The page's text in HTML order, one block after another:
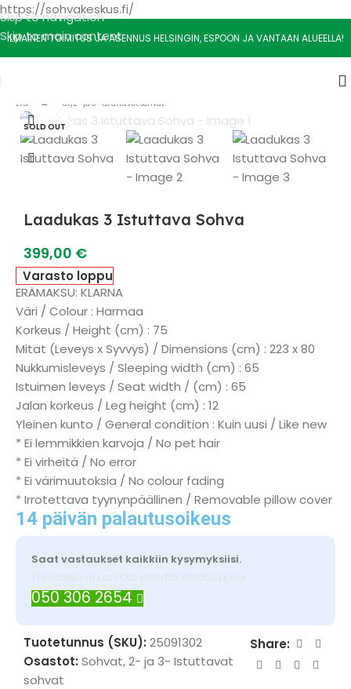
https://sohvakeskus.fi/
Skip to navigation
Skip to main content
ILMAINEN TOIMITUS JA ASENNUS HELSINGIN, ESPOON JA VANTAAN ALUEELLA!
Etusivu/Sohvat/2- ja 3- Istuttavat sohvat
SOLD OUT
Watch video
Laadukas 3 Istuttava Sohva
399,00 €
Varasto loppu
ERÄMAKSU: KLARNA
Väri / Colour : Harmaa
Korkeus / Height (cm) : 75
Mitat (Leveys x Syvvys) / Dimensions (cm) : 223 x 80
Nukkumisleveys / Sleeping width (cm) : 65
Istuimen leveys / Seat width / (cm) : 65
Jalan korkeus / Leg height (cm) : 12
Yleinen kunto / General condition : Kuin uusi / Like new
* Ei lemmikkien karvoja / No pet hair
* Ei virheitä / No error
* Ei värimuutoksia / No colour fading
* Irrotettava tyynynpäällinen / Removable pillow cover
14 päivän palautusoikeus
Saat vastaukset kaikkiin kysymyksiisi.
Tarvitsetko apua? Ota yhteyttä WhatsAppilla
050 306 2654
Tuotetunnus (SKU): 25091302
Osastot: Sohvat,2- ja 3- Istuttavat
sohvat
Share: